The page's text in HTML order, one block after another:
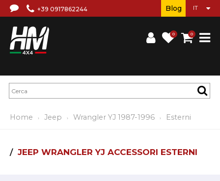
+39 0917862244
0 0
Blog
Home Jeep Wrangler YJ 1987-1996 Esterni
JEEP WRANGLER YJ ACCESSORI ESTERNI